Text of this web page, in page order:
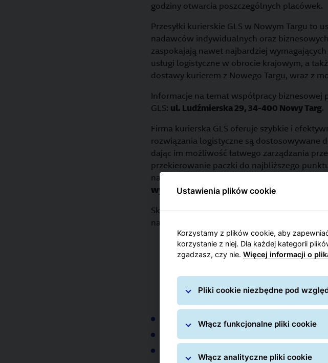
godziny otwarcia poszczególnych placówek.
Przesyłki kurierskie GLS w Nowym Targu to
nadawców indywidualnych oraz
zaspokajają nawet najbardziej
usługi logistyczne w obrocie krajowym, a
dostawy kurierem z Nowego Targu, wraz z
Informacje na temat współpracy
GLS: ul. Ludźmierska 29, 34-400 Nowy Targ.
Firma kurierska GLS oferuje szybkie i
rozwiązania logistyczne są dostosowywane
dając im możliwość łatwego zarządzania
przekierowanie paczki do najbliższego
naszym regulaminem dotyczącym masy i
wynosi 31,5 kg. Suma obwodu i
Skorzystaj z wyszukiwarki dostępnej na
najbliższej nadasz lub odbierzesz przesyłkę
Zobacz inne nasze
Ustawienia plików cookie
Korzystamy z plików cookie, aby
korzystanie z niej. Dla każdej kategorii
zgadzasz, czy nie. Więcej informacji o
Pliki cookie niezbędne pod
Włącz funkcjonalne pliki cookie
Włącz analityczne pliki cookie